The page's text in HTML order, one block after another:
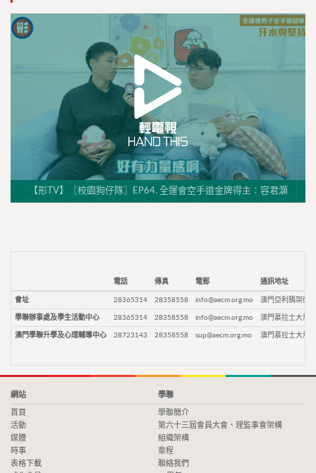
【形TV】〖校園狗仔隊〗EP64. 全運會空手道金牌得主：容君灝
電話 傳真 電郵 通訊地址
會址 28365314 28358558 info@aecm.org.mo 澳門亞利鴉架街9
學聯辦事處及學生活動中心 28365314 28358558 info@aecm.org.mo 澳門慕拉士大馬
澳門學聯升學及心理輔導中心 28723143 28358558 sup@aecm.org.mo 澳門慕拉士大馬
網站
首頁
活動
媒體
時事
表格下載
學聯
學聯簡介
第六十三屆會員大會、理監事會架構
組織架構
章程
聯絡我們